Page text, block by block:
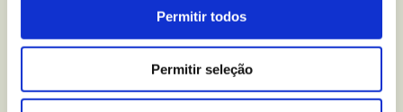
Permitir todos
Permitir seleção
5 truques para melhorar
a qualidade do seu sono